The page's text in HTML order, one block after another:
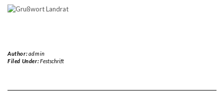
Author:admin
Filed Under:Festschrift